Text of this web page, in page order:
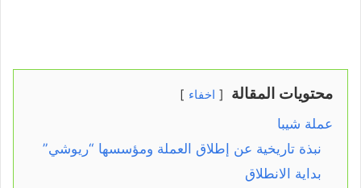
محتويات المقالة اخفاء
عملة شيبا
نبذة تاريخية عن إطلاق العملة ومؤسسها “ريوشي”
بداية الانطلاق